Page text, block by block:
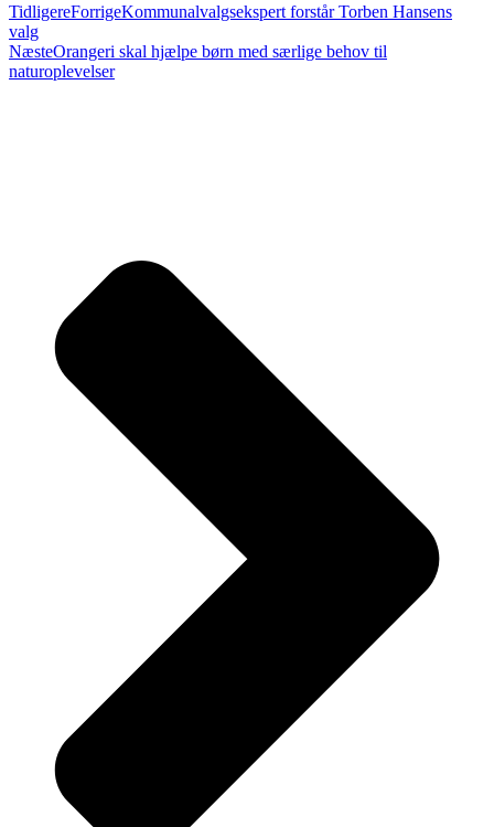
TidligereForrigeKommunalvalgsekspert forstår Torben Hansens
valg
NæsteOrangeri skal hjælpe børn med særlige behov til
naturoplevelser